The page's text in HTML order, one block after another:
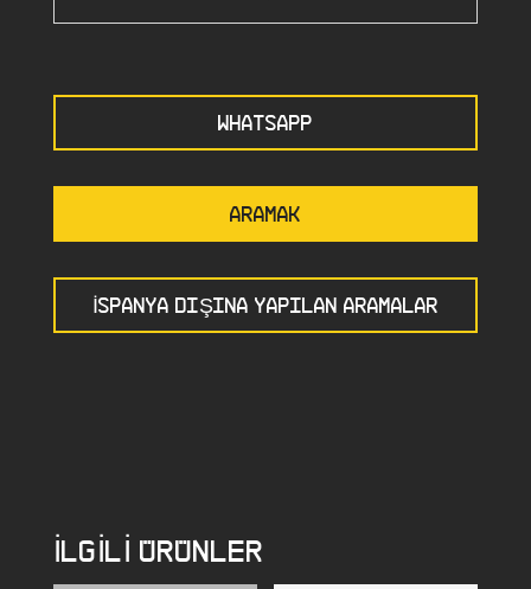
WHATSAPP
ARAMAK
İSPANYA DIŞINA YAPILAN ARAMALAR
İLGILI ÜRÜNLER